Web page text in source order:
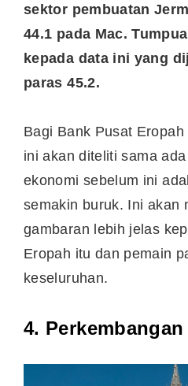
sektor pembuatan
44.1 pada Mac.
kepada data ini yang
paras 45.2.
Bagi Bank Pusat
ini akan diteliti sama
ekonomi sebelum ini
semakin buruk. Ini akan
gambaran lebih jelas
Eropah itu dan pemain
keseluruhan.
4.